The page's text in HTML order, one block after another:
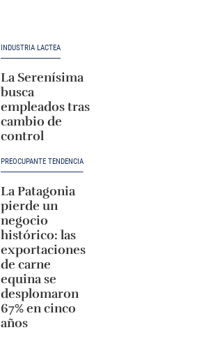
INDUSTRIA LÁCTEA
La Serenísima
busca
empleados tras
cambio de
control
PREOCUPANTE TENDENCIA
La Patagonia
pierde un
negocio
histórico: las
exportaciones
de carne
equina se
desplomaron
67% en cinco
años